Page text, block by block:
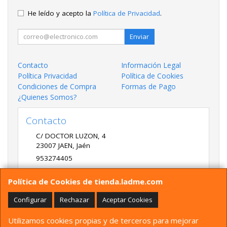
Política de Cookies de tienda.ladme.com
Configurar Rechazar Aceptar Cookies
Utilizamos cookies propias y de terceros para mejorar
He leído y acepto la Política de Privacidad.
Enviar
Contacto
Información Legal
Política Privacidad
Política de Cookies
Condiciones de Compra
Formas de Pago
¿Quienes Somos?
Contacto
C/ DOCTOR LUZON, 4
23007 JAEN, Jaén
953274405
LADME@LADME.COM
Horario
9:30 A 14:00 Y 17:00 A 20:00 DE LUNES A VIERNES